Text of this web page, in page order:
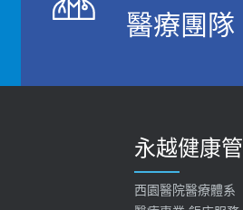
COVID-19 【疫苗特別門診 –
【預立醫療照護諮商】門診
醫療團隊
永越健康
西園醫院醫療體系